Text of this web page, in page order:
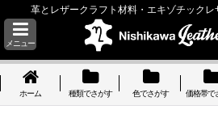
革とレザークラフト材料・エキゾチック
メニュー
ホーム 種類でさがす 色でさがす 価格帯で